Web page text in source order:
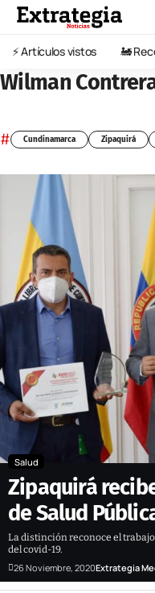
⚡️ Artículos vistos 🚂
Wilman
# Cundinamarca Zipaquirá
Salud
Zipaquirá
de Salud
La distinción reconoce el
del covid-19.
26 Noviembre, 2020Extrategia